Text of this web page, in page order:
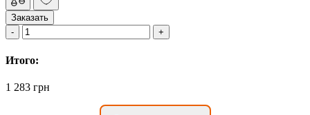
Заказать
Итого:
1 283 грн